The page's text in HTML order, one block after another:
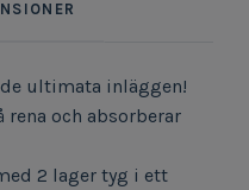
ultimata inläggen!
och absorberar
2 lager tyg i ett